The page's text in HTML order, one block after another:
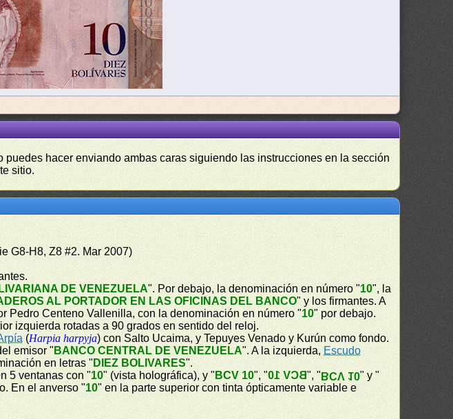
hacer enviando ambas caras siguiendo las instrucciones en la sección
sitio.
G8-H8, Z8 #2. Mar 2007)
DE VENEZUELA". Por debajo, la denominación en número "10", la
AL PORTADOR EN LAS OFICINAS DEL BANCO" y los firmantes. A
Pedro Centeno Vallenilla, con la denominación en número "10" por debajo.
izquierda rotadas a 90 grados en sentido del reloj.
(Harpia harpyja) con Salto Ucaima, y Tepuyes Venado y Kurún como fondo.
emisor " BANCO CENTRAL DE VENEZUELA". A la izquierda, Escudo
en letras " DIEZ BOLIVARES".
5 ventanas con "10" (vista holográfica), y " BCV 10", "BCV 10", "BCV 10" y "
En el anverso "10" en la parte superior con tinta ópticamente variable e